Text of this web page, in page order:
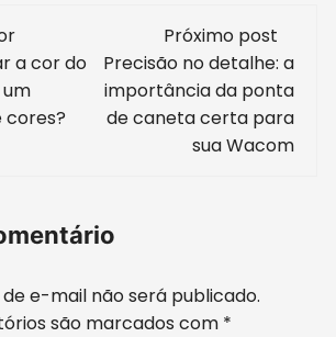
a cor do
cores?
Próximo post
Precisão no detalhe: a
importância da ponta
de caneta certa para
sua Wacom
e-mail não será publicado.
são marcados com *